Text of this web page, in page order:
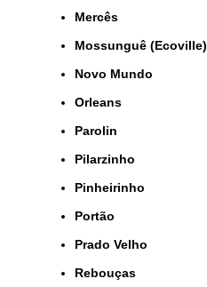
Mercês
Mossunguê (Ecoville)
Novo Mundo
Orleans
Parolin
Pilarzinho
Pinheirinho
Portão
Prado Velho
Rebouças